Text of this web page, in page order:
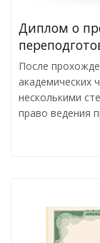
Диплом о
После
академических
несколькими
право ведения